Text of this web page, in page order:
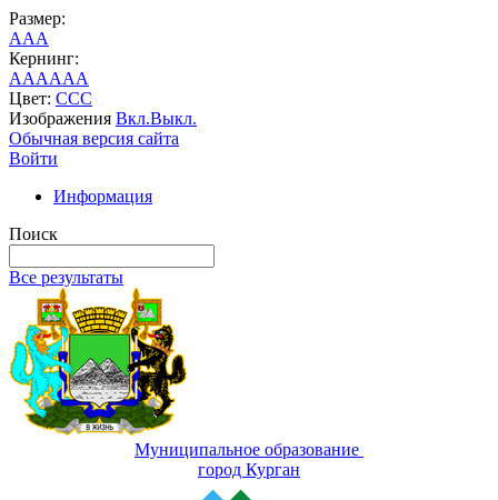
Размер:
AAA
Кернинг:
AAAAAA
Цвет: CCC
Изображения Вкл.Выкл.
Обычная версия сайта
Войти
Информация
Поиск
Все результаты
Муниципальное образование
город Курган